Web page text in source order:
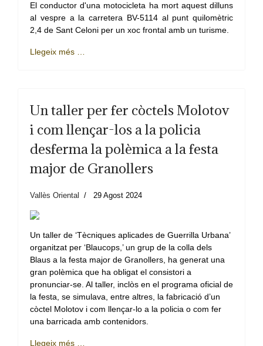
El conductor d'una motocicleta ha mort aquest dilluns
al vespre a la carretera BV-5114 al punt quilomètric
2,4 de Sant Celoni per un xoc frontal amb un turisme.
Llegeix més …
Un taller per fer còctels Molotov
i com llençar-los a la policia
desferma la polèmica a la festa
major de Granollers
Vallès Oriental 29 Agost 2024
Un taller de ‘Tècniques aplicades de Guerrilla Urbana’
organitzat per ‘Blaucops,’ un grup de la colla dels
Blaus a la festa major de Granollers, ha generat una
gran polèmica que ha obligat el consistori a
pronunciar-se. Al taller, inclòs en el programa oficial de
la festa, se simulava, entre altres, la fabricació d’un
còctel Molotov i com llençar-lo a la policia o com fer
una barricada amb contenidors.
Llegeix més …